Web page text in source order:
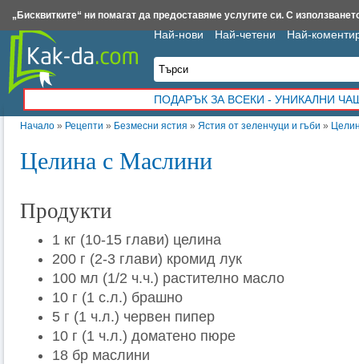
Начало » Рецепти » Безмесни ястия » Ястия от зеленчуци и гъби »
Целина с Маслини
Продукти
1 кг (10-15 глави) целина
200 г (2-3 глави) кромид лук
100 мл (1/2 ч.ч.) растително масло
10 г (1 с.л.) брашно
5 г (1 ч.л.) червен пипер
10 г (1 ч.л.) доматено пюре
18 бр маслини
Най-нови Най-четени Най-
ПОДАРЪК ЗА ВСЕКИ - УНИКАЛНИ
Insert.bg Framar.bg Kak-da.com Iztochnik.com BauBau.bg NewAge.bg
„Бисквитките“ ни помагат да предоставяме услугите си. С